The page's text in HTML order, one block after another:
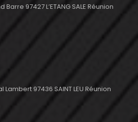
97427 L’ETANG SALE Réunion
97436 SAINT LEU Réunion